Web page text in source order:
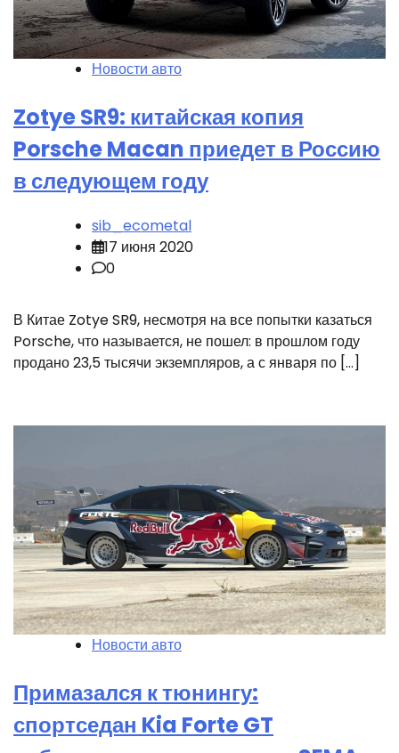
Новости авто
Zotye SR9: китайская копия
Porsche Macan приедет в Россию
в следующем году
sib_ecometal
17 июня 2020
0
В Китае Zotye SR9, несмотря на все попытки казаться
Porsche, что называется, не пошел: в прошлом году
продано 23,5 тысячи экземпляров, а с января по […]
Новости авто
Примазался к тюнингу:
спортседан Kia Forte GT